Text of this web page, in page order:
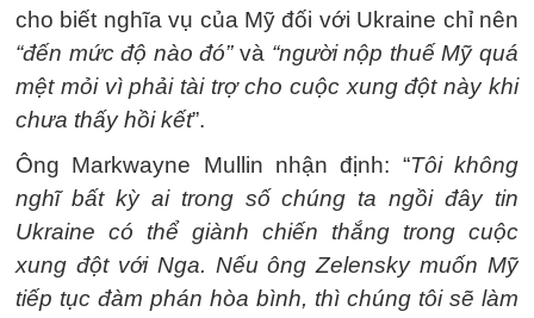
cho biết nghĩa vụ của Mỹ đối với Ukraine chỉ nên
“đến mức độ nào đó”và “người nộp thuế Mỹ quá
mệt mỏi vì phải tài trợ cho cuộc xung đột này khi
chưa thấy hồi kết”.
Ông Markwayne Mullin nhận định: “Tôi không
nghĩ bất kỳ ai trong số chúng ta ngồi đây tin
Ukraine có thể giành chiến thắng trong cuộc
xung đột với Nga. Nếu ông Zelensky muốn Mỹ
tiếp tục đàm phán hòa bình, thì chúng tôi sẽ làm